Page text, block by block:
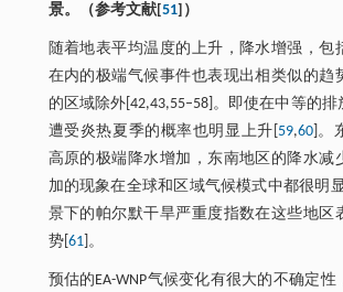
景。（参考文献[51]）
随着地表平均温度的上升，降水增强，包
在内的极端气候事件也表现出相类似的趋
的区域除外[42,43,55–58]。即使在中等的排
遭受炎热夏季的概率也明显上升[ 59,60]。
高原的极端降水增加，东南地区的降水减
加的现象在全球和区域气候模式中都很明显[
景下的帕尔默干旱严重度指数在这些地区
势[ 61]。
预估的EA-WNP气候变化有很大的不确定性